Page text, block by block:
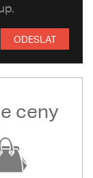
ODESLAT
ceny